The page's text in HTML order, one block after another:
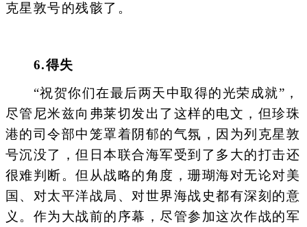
克星敦号的残骸了。
6.得失
“祝贺你们在最后两天中取得的光荣成就”，
尽管尼米兹向弗莱切发出了这样的电文，但珍珠
港的司令部中笼罩着阴郁的气氛，因为列克星敦
号沉没了，但日本联合海军受到了多大的打击还
很难判断。但从战略的角度，珊瑚海对无论对美
国、对太平洋战局、对世界海战史都有深刻的意
义。作为大战前的序幕，尽管参加这次作战的军